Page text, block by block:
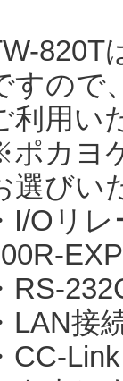
820T
すので
利用い
カヨ
選びい
I/Oリ
EXP
RS-
LAN接
CC-